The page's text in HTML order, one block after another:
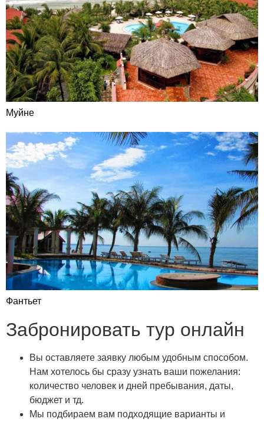
Муйне
Фантьет
Забронировать тур онлайн
Вы оставляете заявку любым удобным способом.
Нам хотелось бы сразу узнать ваши пожелания:
количество человек и дней пребывания, даты,
бюджет и тд.
Мы подбираем вам подходящие варианты и